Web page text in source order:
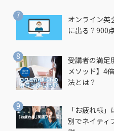
オンライン英
に出る？900
受講者の満足
メソッド】4
法とは？
「お疲れ様
別でネイティ